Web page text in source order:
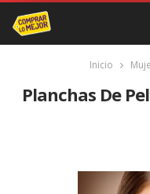
Inicio
Planchas De